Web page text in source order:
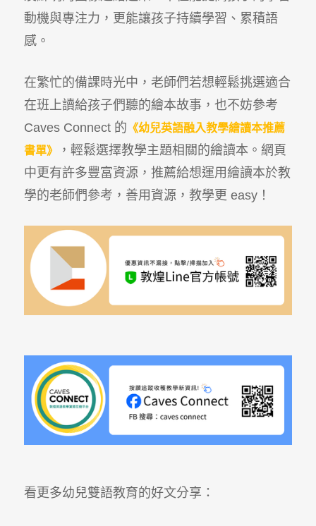
動機與專注力，更能讓孩子持續學習、累積語
感。
在繁忙的備課時光中，老師們若想輕鬆挑選適合
在班上讀給孩子們聽的繪本故事，也不妨參考
Caves Connect 的 《幼兒英語融入教學繪讀本推薦
書單》
，輕鬆選擇教學主題相關的繪讀本。網頁
中更有許多豐富資源，推薦給想運用繪讀本於教
學的老師們參考，善用資源，教學更 easy！
看更多幼兒雙語教育的好文分享：